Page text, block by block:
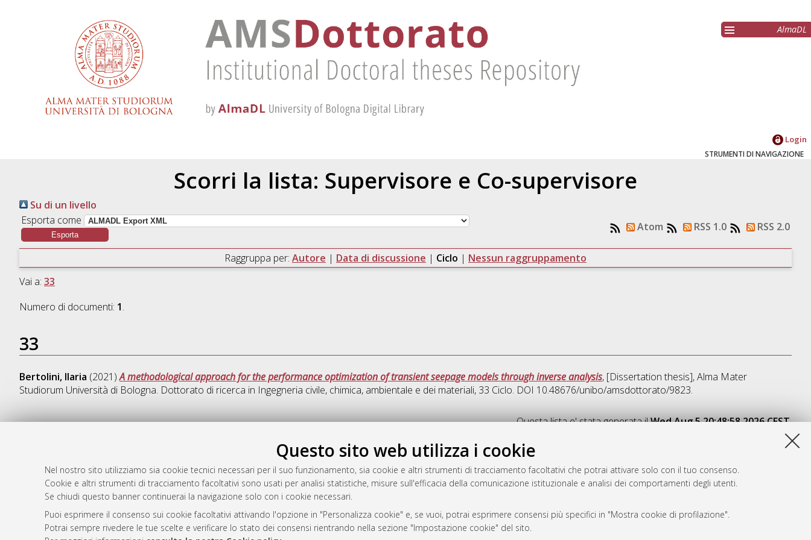
Questo sito web utilizza i cookie
Nel nostro sito utilizziamo sia cookie tecnici necessari per il suo funzionamento, sia cookie e altri strumenti di tracciamento facoltativi che potrai attivare solo con il tuo consenso.
Cookie e altri strumenti di tracciamento facoltativi sono usati per analisi statistiche, misure sull'efficacia della comunicazione istituzionale e analisi dei comportamenti degli utenti.
Se chiudi questo banner continuerai la navigazione solo con i cookie necessari.
Puoi esprimere il consenso sui cookie facoltativi attivando l'opzione in "Personalizza cookie" e, se vuoi, potrai esprimere consensi più specifici in "Mostra cookie di profilazione".
Potrai sempre rivedere le tue scelte e verificare lo stato dei consensi rientrando nella sezione "Impostazione cookie" del sito.
AlmaDL
Login
STRUMENTI DI NAVIGAZIONE
Scorri la lista: Supervisore e Co-supervisore
Su di un livello
Esporta come
Atom RSS 1.0 RSS 2.0
Raggruppa per: Autore | Data di discussione | Ciclo | Nessun raggruppamento
Vai a: 33
Numero di documenti: 1.
33
Bertolini, Ilaria (2021)A methodological approach for the performance optimization of transient seepage models through inverse analysis, [Dissertation thesis], Alma Mater
Studiorum Università di Bologna. Dottorato di ricerca in Ingegneria civile, chimica, ambientale e dei materiali, 33 Ciclo. DOI 10.48676/unibo/amsdottorato/9823.
Questa lista e' stata generata ilWed Aug 5 20:48:58 2026 CEST.
Rss 1.0
Rss 2.0
AMS Dottorato
ISSN: 2038-7946
Servizio implementato e gestito daAlmaDL
Impostazioni Cookie
Informativa sulla privacy
Condizioni d’uso del sito